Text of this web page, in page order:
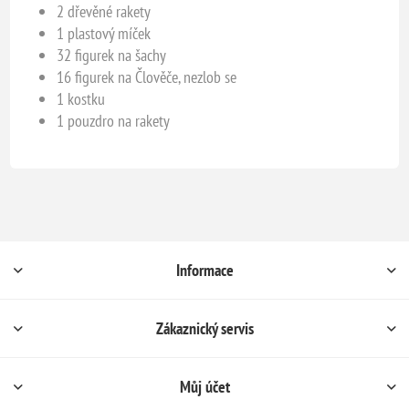
2 dřevěné rakety
1 plastový míček
32 figurek na šachy
16 figurek na Člověče, nezlob se
1 kostku
1 pouzdro na rakety
Informace
Zákaznický servis
Můj účet